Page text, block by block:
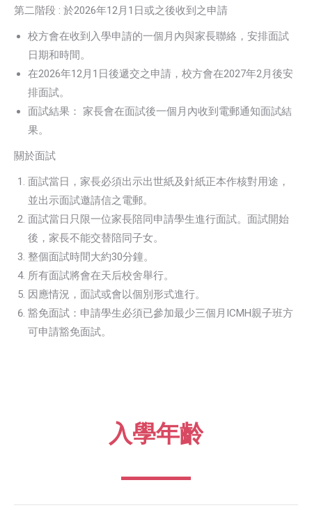
第二階段 : 於2026年12月1日或之後收到之申請
校方會在收到入學申請的一個月內與家長聯絡，安排面試
日期和時間。
在2026年12月1日後遞交之申請，校方會在2027年2月後安
排面試。
面試結果： 家長會在面試後一個月內收到電郵通知面試結
果。
關於面試
面試當日，家長必須出示出世紙及針紙正本作核對用途，
並出示面試邀請信之電郵。
面試當日只限一位家長陪同申請學生進行面試。面試開始
後，家長不能交替陪同子女。
整個面試時間大約30分鐘。
所有面試將會在天后校舍舉行。
因應情況，面試或會以個別形式進行。
豁免面試：申請學生必須已參加最少三個月ICMH親子班方
可申請豁免面試。
入學年齡